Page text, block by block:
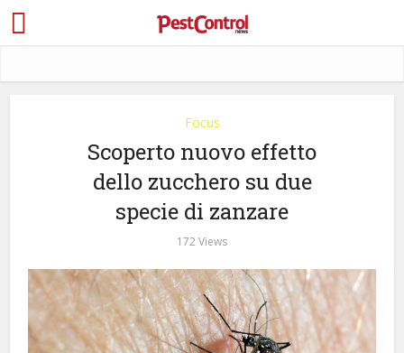
Focus
Scoperto nuovo effetto
dello zucchero su due
specie di zanzare
172 Views